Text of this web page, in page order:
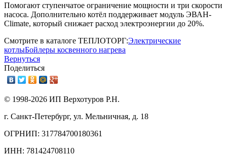
Помогают ступенчатое ограничение мощности и три скорости
насоса. Дополнительно котёл поддерживает модуль ЭВАН-
Climate, который снижает расход электроэнергии до 20%.
Смотрите в каталоге ТЕПЛОТОРГ:Электрические
котлыБойлеры косвенного нагрева
Вернуться
Поделиться
© 1998-2026 ИП Верхотуров Р.Н.
г. Санкт-Петербург, ул. Мельничная, д. 18
ОГРНИП: 317784700180361
ИНН: 781424708110